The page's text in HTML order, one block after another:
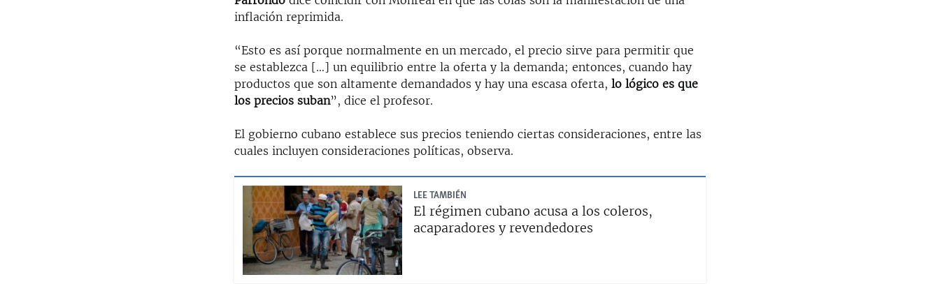
inflación reprimida.
“Esto es así porque normalmente en un mercado, el precio sirve para permitir que
se establezca […] un equilibrio entre la oferta y la demanda; entonces, cuando hay
productos que son altamente demandados y hay una escasa oferta,lo lógico es que
los precios suban”, dice el profesor.
El gobierno cubano establece sus precios teniendo ciertas consideraciones, entre las
cuales incluyen consideraciones políticas, observa.
LEE TAMBIÉN
El régimen cubano acusa a los coleros,
acaparadores y revendedores